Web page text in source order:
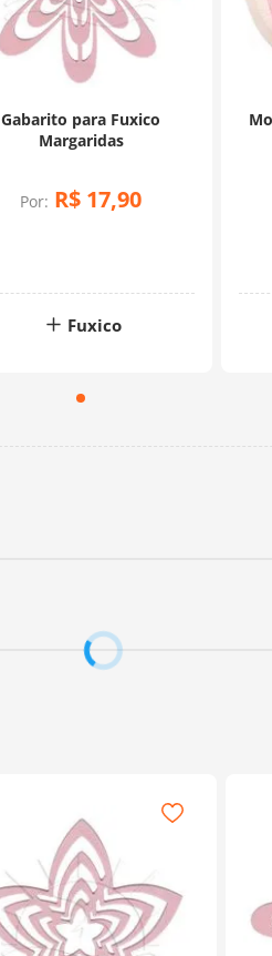
Gabarito para Fuxico
Margaridas
Por: R$ 17,90
Fuxico